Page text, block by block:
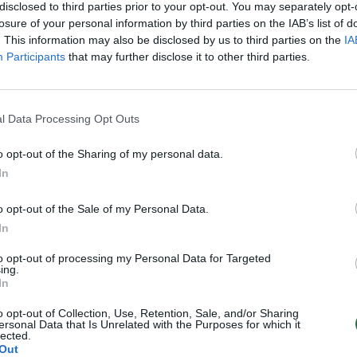
to third parties prior to your opt-out. You may separately
of your personal information by third parties on the IAB’s list of
This information may also be disclosed by us to third parties on the
Participants that may further disclose it to other third parties.
Data Processing Opt Outs
opt-out of the Sharing of my personal data.
opt-out of the Sale of my Personal Data.
opt-out of processing my Personal Data for Targeted
opt-out of Collection, Use, Retention, Sale, and/or Sharing
Data that Is Unrelated with the Purposes for which it
galima kepti daugybę produktų:
sparnelius, lulia kebabus, žuvį ir jūros
Mex“ keliasi prie grilio!
padės SANTA MARIA skystieji
gaminimui. Teliks ją iškepti, sudėti į
bei BBQ padažu.
savo grilio receptą? Būtinai juo
kitus!